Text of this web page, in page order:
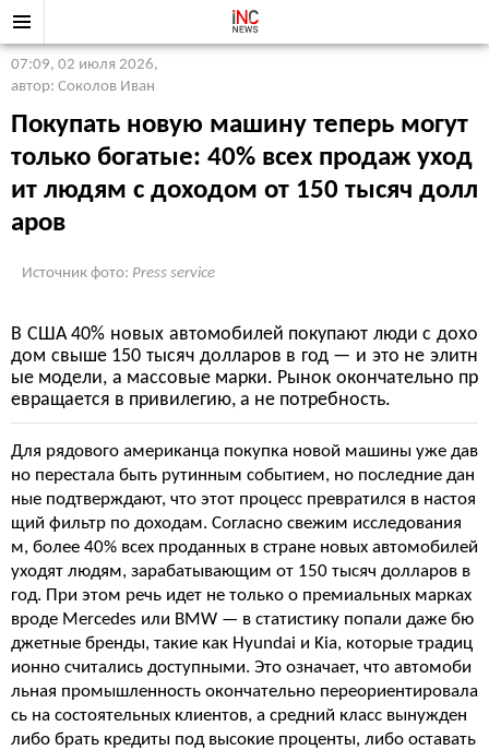
07:09, 02 июля 2026,
автор: Соколов Иван
Покупать новую машину теперь могут
только богатые: 40% всех продаж уход
ит людям с доходом от 150 тысяч долл
аров
Источник фото: Press service
В США 40% новых автомобилей покупают люди с дохо
дом свыше 150 тысяч долларов в год — и это не элитн
ые модели, а массовые марки. Рынок окончательно пр
евращается в привилегию, а не потребность.
Для рядового американца покупка новой машины уже дав
но перестала быть рутинным событием, но последние дан
ные подтверждают, что этот процесс превратился в настоя
щий фильтр по доходам. Согласно свежим исследования
м, более 40% всех проданных в стране новых автомобилей
уходят людям, зарабатывающим от 150 тысяч долларов в
год. При этом речь идет не только о премиальных марках
вроде Mercedes или BMW — в статистику попали даже бю
джетные бренды, такие как Hyundai и Kia, которые традиц
ионно считались доступными. Это означает, что автомоби
льная промышленность окончательно переориентировала
сь на состоятельных клиентов, а средний класс вынужден
либо брать кредиты под высокие проценты, либо оставать